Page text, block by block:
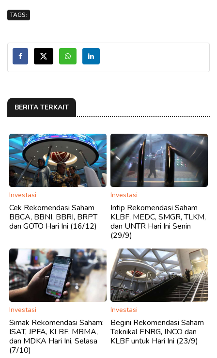
TAGS:
BERITA TERKAIT
Investasi
Cek Rekomendasi Saham
BBCA, BBNI, BBRI, BRPT
dan GOTO Hari Ini (16/12)
Investasi
Intip Rekomendasi Saham
KLBF, MEDC, SMGR, TLKM,
dan UNTR Hari Ini Senin
(29/9)
Investasi
Simak Rekomendasi Saham:
ISAT, JPFA, KLBF, MBMA,
dan MDKA Hari Ini, Selasa
(7/10)
Investasi
Begini Rekomendasi Saham
Teknikal ENRG, INCO dan
KLBF untuk Hari Ini (23/9)